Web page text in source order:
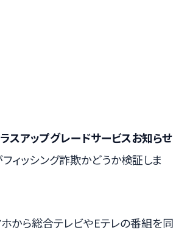
スアップグレードサービスお知らせ
ィッシング詐欺かどうか検証しま
から総合テレビやEテレの番組を同